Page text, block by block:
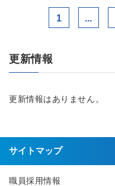
1 ...
更新情報
更新情報はありません。
サイトマップ
職員採用情報